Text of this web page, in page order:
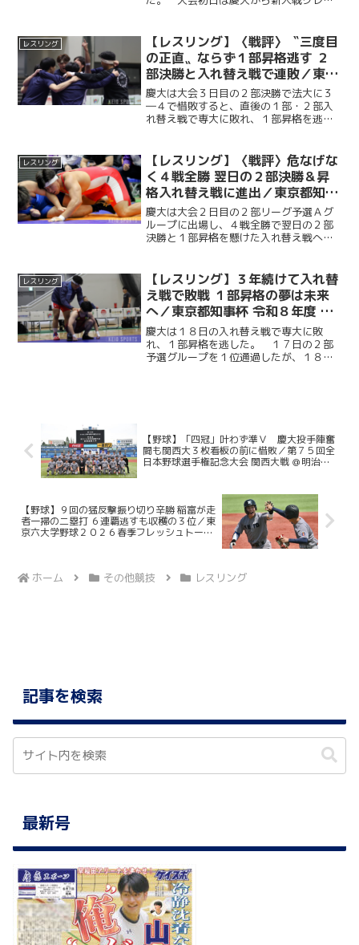
点を獲得し、幸先の良いスタートを切っ
たものの、相手に背後へ回...
レスリング
【レスリング】〈戦評〉〝三度目
の正直〟ならず１部昇格逃す ２
部決勝と入れ替え戦で連敗／東京
都知事杯 令和８年度 東日本学生
レスリングリーグ戦 決勝＆入れ
替え戦
慶大は大会３日目の２部決勝で法大に３
―４で惜敗すると、直後の１部・２部入
れ替え戦で専大に敗れ、１部昇格を逃し
しても苦杯を嘗めた。
レスリング
【レスリング】〈戦評〉危なげな
く４戦全勝 翌日の２部決勝＆昇
格入れ替え戦に進出／東京都知事
杯 令和８年度 東日本学生レスリ
ングリーグ戦 予選グループ
慶大は大会２日目の２部リーグ予選Ａグ
ループに出場し、４戦全勝で翌日の２部
決勝と１部昇格を懸けた入れ替え戦への
が存分に実力を発揮。計１１選手が出場
し、危なげなく勝ち上がっ...
レスリング
【レスリング】３年続けて入れ替
え戦で敗戦 １部昇格の夢は未来
へ／東京都知事杯 令和８年度 東
日本学生レスリングリーグ戦
慶大は１８日の入れ替え戦で専大に敗
れ、１部昇格を逃した。 １７日の２部
予選グループを１位通過したが、１８日
【野球】「四冠」叶わず準Ｖ 慶大投手陣奮
闘も関西大３枚看板の前に惜敗／第７５回全
日本野球選手権記念大会 関西大戦 ＠明治神
【野球】９回の猛反撃振り切り辛勝 稲富が走
者一掃の二塁打 ６連覇逃すも収穫の３位／東
京六大学野球２０２６春季フレッシュトーナ
ホーム その他競技 レスリング
記事を検索
最新号